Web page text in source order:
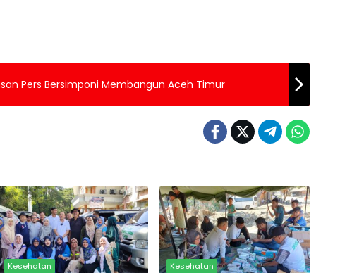
Pers Bersimponi Membangun Aceh Timur
Kesehatan Kesehatan